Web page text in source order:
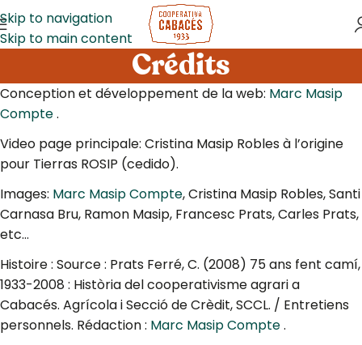
Skip to navigation
Skip to main content
Crédits
Conception et développement de la web: Marc Masip
Compte.
Video page principale: Cristina Masip Robles à l’origine
pour Tierras ROSIP (cedido).
Images: Marc Masip Compte, Cristina Masip Robles, Santi
Carnasa Bru, Ramon Masip, Francesc Prats, Carles Prats,
etc…
Histoire : Source : Prats Ferré, C. (2008) 75 ans fent camí,
1933-2008 : Història del cooperativisme agrari a
Cabacés. Agrícola i Secció de Crèdit, SCCL. / Entretiens
personnels. Rédaction : Marc Masip Compte.